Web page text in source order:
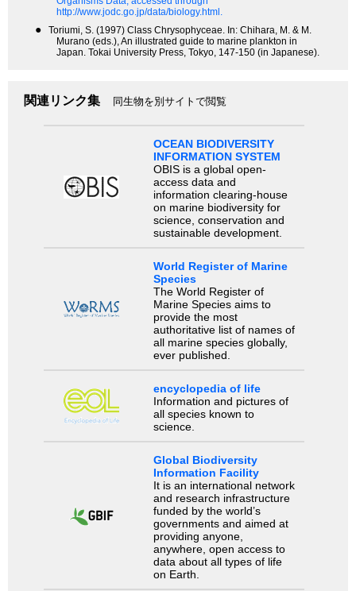
http://www.jodc.go.jp/data/biology.html.
●
Toriumi, S. (1997) Class Chrysophyceae. In: Chihara, M. & M.
Murano (eds.), An illustrated guide to marine plankton in
Japan. Tokai University Press, Tokyo, 147-150 (in Japanese).
関連リンク集 同生物を別サイトで閲覧
OCEAN BIODIVERSITY
INFORMATION SYSTEM
OBIS is a global open-
access data and
information clearing-house
on marine biodiversity for
science, conservation and
sustainable development.
World Register of Marine
Species
The World Register of
Marine Species aims to
provide the most
authoritative list of names of
all marine species globally,
ever published.
encyclopedia of life
Information and pictures of
all species known to
science.
Global Biodiversity
Information Facility
It is an international network
and research infrastructure
funded by the world’s
governments and aimed at
providing anyone,
anywhere, open access to
data about all types of life
on Earth.